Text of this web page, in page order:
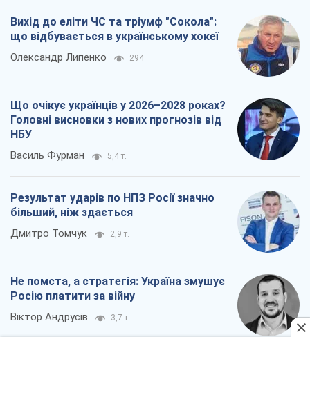
Вихід до еліти ЧС та тріумф "Сокола":
що відбувається в українському хокеї
Олександр Липенко 294
Що очікує українців у 2026–2028 роках?
Головні висновки з нових прогнозів від
НБУ
Василь Фурман 5,4 т.
Результат ударів по НПЗ Росії значно
більший, ніж здається
Дмитро Томчук 2,9 т.
Не помста, а стратегія: Україна змушує
Росію платити за війну
Віктор Андрусів 3,7 т.